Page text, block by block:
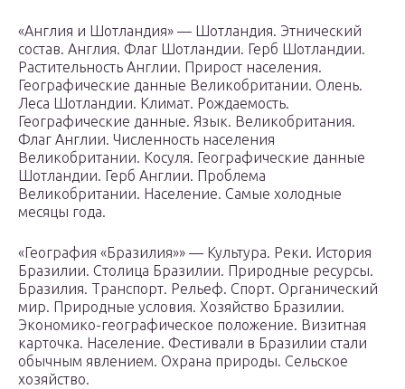
«Англия и Шотландия» — Шотландия. Этнический
состав. Англия. Флаг Шотландии. Герб Шотландии.
Растительность Англии. Прирост населения.
Географические данные Великобритании. Олень.
Леса Шотландии. Климат. Рождаемость.
Географические данные. Язык. Великобритания.
Флаг Англии. Численность населения
Великобритании. Косуля. Географические данные
Шотландии. Герб Англии. Проблема
Великобритании. Население. Самые холодные
месяцы года.
«География «Бразилия»» — Культура. Реки. История
Бразилии. Столица Бразилии. Природные ресурсы.
Бразилия. Транспорт. Рельеф. Спорт. Органический
мир. Природные условия. Хозяйство Бразилии.
Экономико-географическое положение. Визитная
карточка. Население. Фестивали в Бразилии стали
обычным явлением. Охрана природы. Сельское
хозяйство.